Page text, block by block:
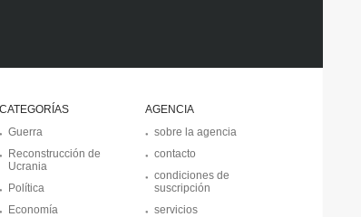
CATEGORÍAS
Guerra
Reconstrucción de
Ucrania
Política
Economía
AGENCIA
sobre la agencia
contacto
condiciones de
suscripción
servicios